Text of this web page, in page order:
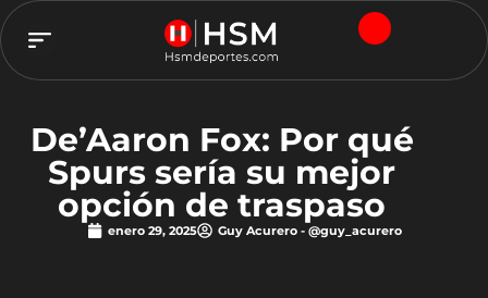
De’Aaron Fox: Por qué
Spurs sería su mejor
opción de traspaso
enero 29, 2025 Guy Acurero - @guy_acurero